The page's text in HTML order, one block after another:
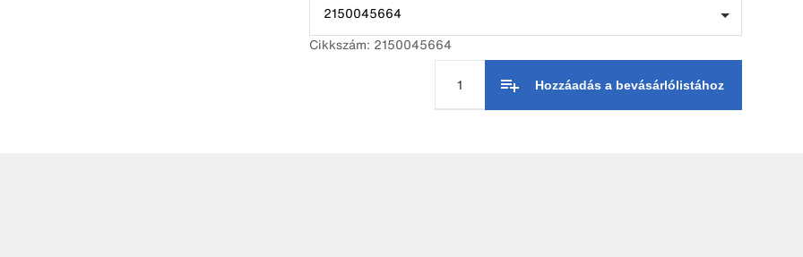
A beépített szelepes tömlő megkönnyíti a tisztítást, a fedél
pedig mindkét irányba nyitható vagy akár teljesen eltávolítható.
A két nagyméretű leeresztő dugó gyors és hatékony
vízelvezetést tesz lehetővé.
EF70 kapacitása 70L - legfeljebb 20 tehén számára
2150045664
Cikkszám: 2150045664
Hozzáadás a bevásárlólistához